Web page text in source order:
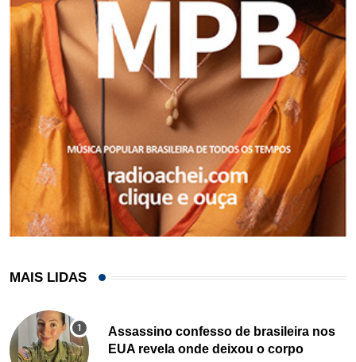
MAIS LIDAS
Assassino confesso de brasileira nos
EUA revela onde deixou o corpo